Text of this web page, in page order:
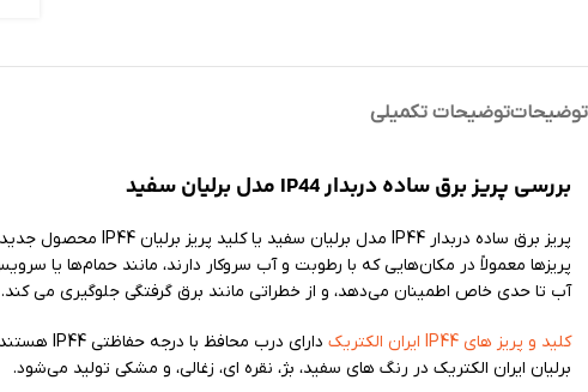
توضیحاتتوضیحات تکمیلی
بررسی پریز برق ساده دربدار IP44 مدل برلیان سفید
آب تا حدی خاص اطمینان می‌دهد، و از خطراتی مانند برق گرفتگی جلوگیری می کند.
کلید و پریز های IP44 ایران الکتریک
برلیان ایران الکتریک در رنگ های سفید، بژ، نقره ای، زغالی، و مشکی تولید می‌شود.